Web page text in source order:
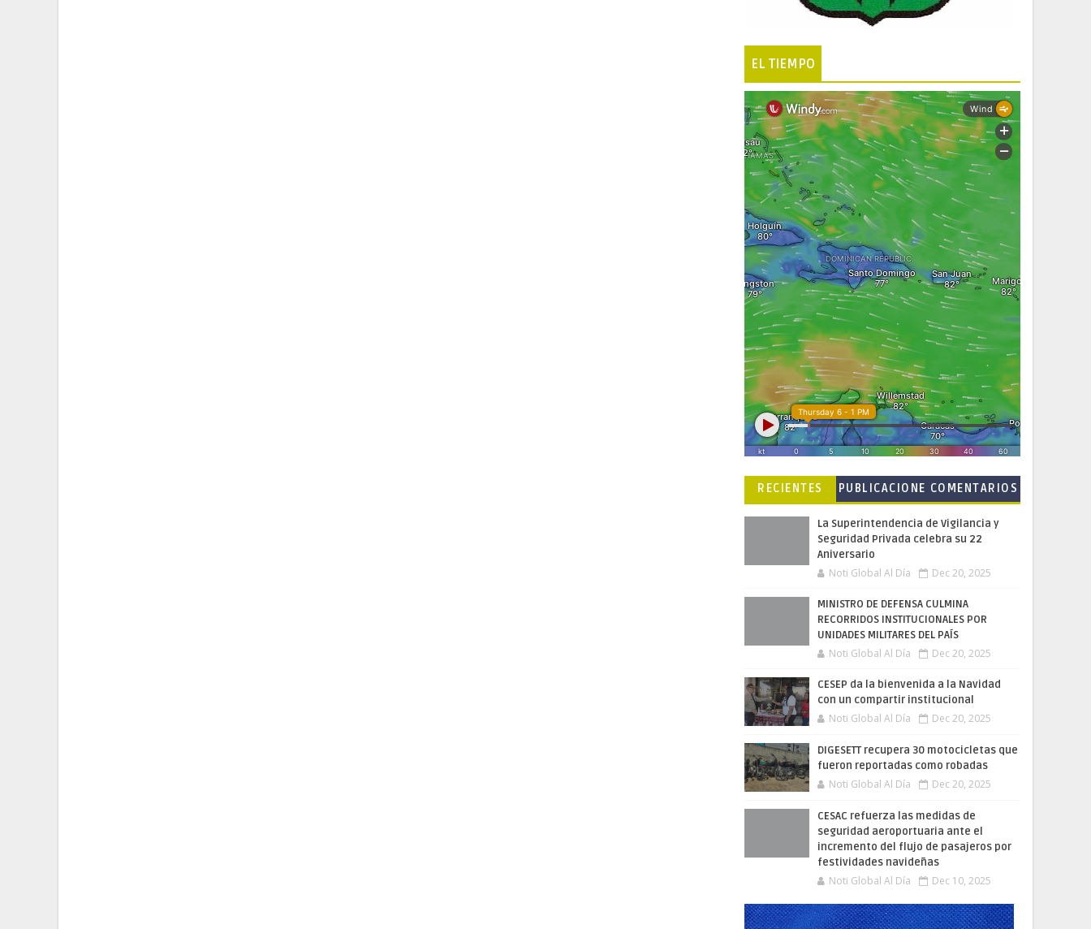
EL TIEMPO
RECIENTES
PUBLICACIONE COMENTARIOS
La Superintendencia de Vigilancia y
Seguridad Privada celebra su 22
Aniversario
Noti Global Al Día Dec 20, 2025
MINISTRO DE DEFENSA CULMINA
RECORRIDOS INSTITUCIONALES POR
UNIDADES MILITARES DEL PAÍS
Noti Global Al Día Dec 20, 2025
CESEP da la bienvenida a la Navidad
con un compartir institucional
Noti Global Al Día Dec 20, 2025
DIGESETT recupera 30 motocicletas que
fueron reportadas como robadas
Noti Global Al Día Dec 20, 2025
CESAC refuerza las medidas de
seguridad aeroportuaria ante el
incremento del flujo de pasajeros por
festividades navideñas
Noti Global Al Día Dec 10, 2025